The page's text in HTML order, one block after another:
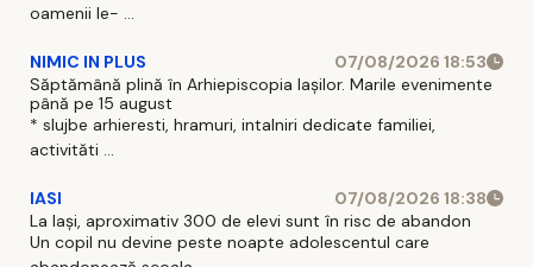
oamenii le- ...
NIMIC IN PLUS
07/08/2026 18:53
Săptămână plină în Arhiepiscopia Iașilor. Marile evenimente
până pe 15 august
* slujbe arhieresti, hramuri, intalniri dedicate familiei,
activităti ...
IASI
07/08/2026 18:38
La Iași, aproximativ 300 de elevi sunt în risc de abandon
Un copil nu devine peste noapte adolescentul care